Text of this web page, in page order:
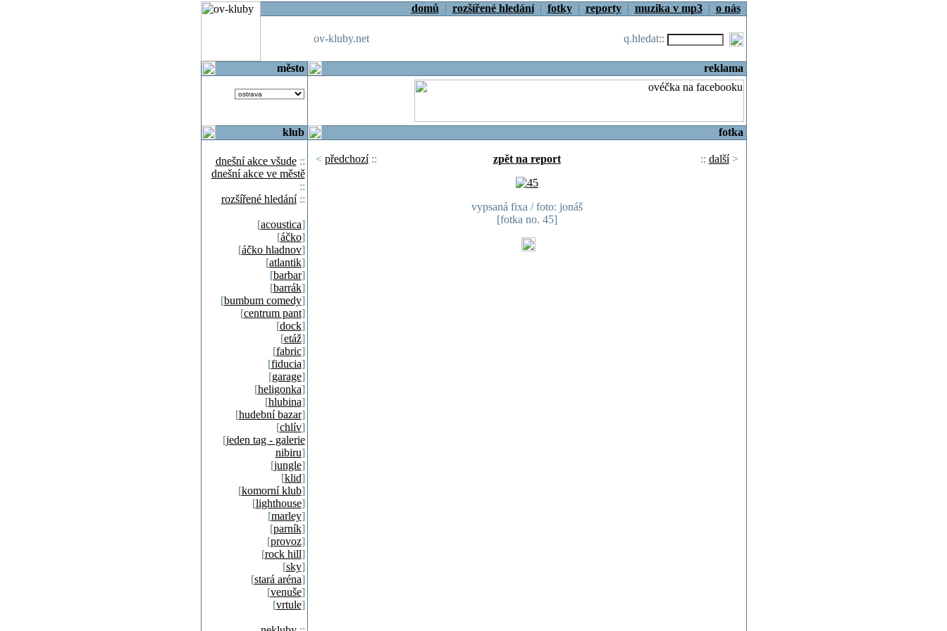
domů | rozšířené hledání| fotky| reporty| muzika v mp3| o nás
ov-kluby.net q.hledat::
město reklama
klub
dnešní akce všude::
dnešní akce ve městě
::
rozšířené hledání::
[acoustica]
[áčko]
[áčko hladnov]
[atlantik]
[barbar]
[barrák]
[bumbum comedy]
[centrum pant]
[dock]
[etáž]
[fabric]
[fiducia]
[garage]
[heligonka]
[hlubina]
[hudební bazar]
[chlív]
[jeden tag - galerie
nibiru]
[jungle]
[klid]
[komorní klub]
[lighthouse]
[marley]
[parník]
[provoz]
[rock hill]
[sky]
[stará aréna]
[venuše]
[vrtule]
fotka
< předchozí:: zpět na report :: další>
vypsaná fixa / foto: jonáš
[fotka no. 45]